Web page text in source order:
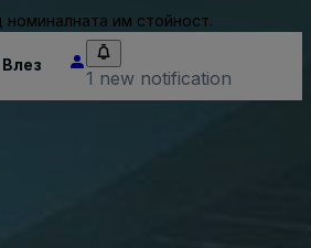
им стойност.
Влез
1 new notification